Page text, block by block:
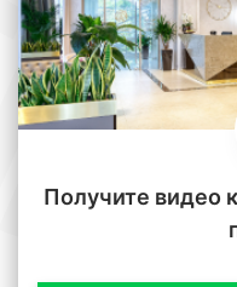
Получите видео